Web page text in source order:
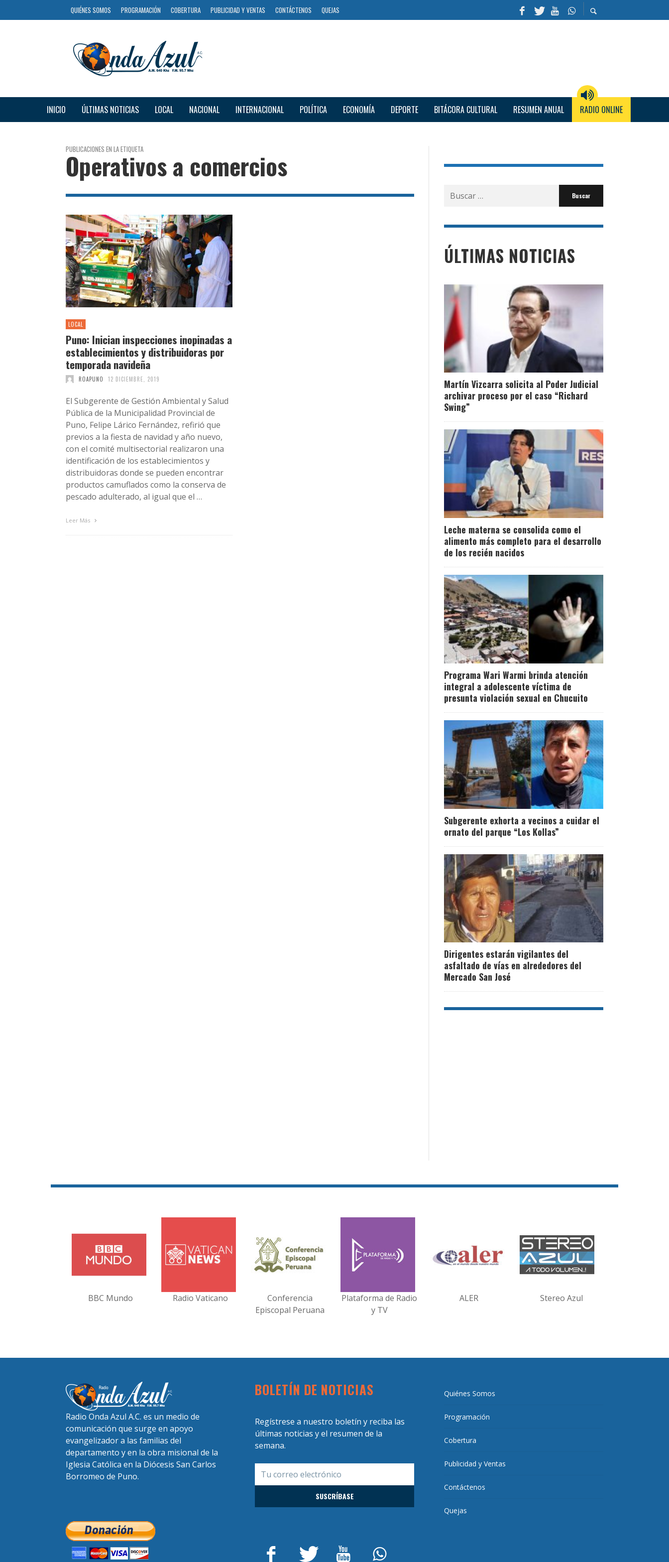
QUIÉNES SOMOS PROGRAMACIÓN COBERTURA PUBLICIDAD Y VENTAS CONTÁCTENOS QUEJAS
INICIO ÚLTIMAS NOTICIAS LOCAL NACIONAL INTERNACIONAL POLÍTICA ECONOMÍA DEPORTE BITÁCORA CULTURAL RESUMEN ANUAL RADIO ONLINE
PUBLICACIONES EN LA ETIQUETA
Operativos a comercios
LOCAL
Puno: Inician inspecciones inopinadas a
establecimientos y distribuidoras por
temporada navideña
ROAPUNO 12 DICIEMBRE, 2019
El Subgerente de Gestión Ambiental y Salud
Pública de la Municipalidad Provincial de
Puno, Felipe Lárico Fernández, refirió que
previos a la fiesta de navidad y año nuevo,
con el comité multisectorial realizaron una
identificación de los establecimientos y
distribuidoras donde se pueden encontrar
productos camuflados como la conserva de
pescado adulterado, al igual que el …
Leer Más
Buscar
por:
ÚLTIMAS NOTICIAS
Martín Vizcarra solicita al Poder Judicial
archivar proceso por el caso “Richard
Swing”
Leche materna se consolida como el
alimento más completo para el desarrollo
de los recién nacidos
Programa Wari Warmi brinda atención
integral a adolescente víctima de
presunta violación sexual en Chucuito
Subgerente exhorta a vecinos a cuidar el
ornato del parque “Los Kollas”
Dirigentes estarán vigilantes del
asfaltado de vías en alrededores del
Mercado San José
BBC Mundo Radio Vaticano
Conferencia
Episcopal Peruana
Plataforma de Radio
y TV
ALER Stereo Azul
Radio Onda Azul A.C. es un medio de
comunicación que surge en apoyo
evangelizador a las familias del
departamento y en la obra misional de la
Iglesia Católica en la Diócesis San Carlos
Borromeo de Puno.
BOLETÍN DE NOTICIAS
Regístrese a nuestro boletín y reciba las
últimas noticias y el resumen de la
semana.
Quiénes Somos
Programación
Cobertura
Publicidad y Ventas
Contáctenos
Quejas